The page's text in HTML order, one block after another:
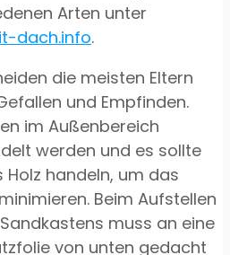
Arten unter
dach.info.
die meisten Eltern
und Empfinden.
im Außenbereich
werden und es sollte
handeln, um das
Beim Aufstellen
muss an eine
von unten gedacht